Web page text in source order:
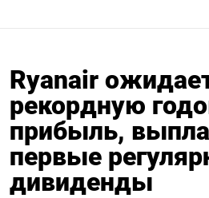
Ryanair
рекордную
прибыль,
первые
дивиденды